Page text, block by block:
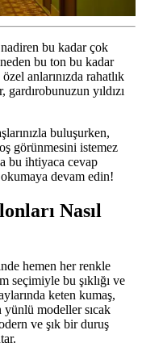
bu kadar çok
bu ton bu kadar
anlarınızda rahatlık
gardırobunuzun yıldızı
buluşurken,
görünmesini istemez
bu ihtiyaca cevap
devam edin!
Nasıl
hemen her renkle
seçimiyle bu şıklığı ve
keten kumaş,
modeller sıcak
ve şık bir duruş